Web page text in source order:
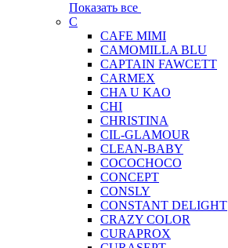
Показать все
C
CAFE MIMI
CAMOMILLA BLU
CAPTAIN FAWCETT
CARMEX
CHA U KAO
CHI
CHRISTINA
CIL-GLAMOUR
CLEAN-BABY
COCOCHOCO
CONCEPT
CONSLY
CONSTANT DELIGHT
CRAZY COLOR
CURAPROX